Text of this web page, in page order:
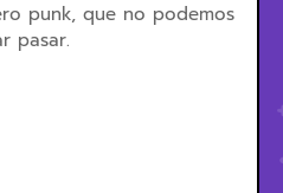
punk, que no podemos
pasar.